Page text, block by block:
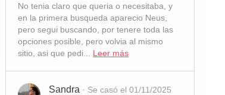
No tenia claro que queria o necesitaba, y
en la primera busqueda aparecio Neus,
pero segui buscando, por tenere toda las
opciones posible, pero volvia al mismo
sitio, asi que pedi... Leer más
Sandra · Se casó el 01/11/2025